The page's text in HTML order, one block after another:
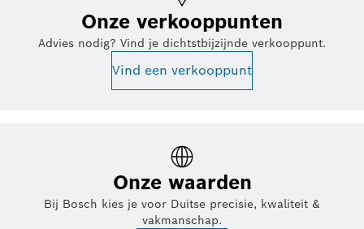
Onze verkooppunten
Advies nodig? Vind je dichtstbijzijnde verkooppunt.
Vind een verkooppunt
Onze waarden
Bij Bosch kies je voor Duitse precisie, kwaliteit &
vakmanschap.